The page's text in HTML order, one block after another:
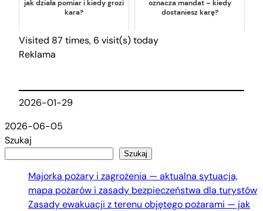
jak działa pomiar i kiedy grozi
kara?
oznacza mandat – kiedy
dostaniesz karę?
Visited 87 times, 6 visit(s) today
Reklama
2026-01-29
2026-06-05
Szukaj
Szukaj
Majorka pożary i zagrożenia — aktualna sytuacja,
mapa pożarów i zasady bezpieczeństwa dla turystów
Zasady ewakuacji z terenu objętego pożarami — jak